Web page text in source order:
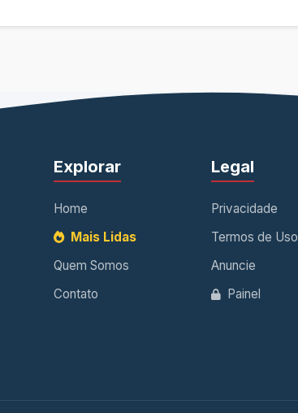
Explorar
Home
Mais Lidas
Quem Somos
Contato
Legal
Privacidade
Termos de Uso
Anuncie
Painel